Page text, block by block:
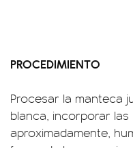
PROCEDIMIENTO
Procesar la manteca
blanca, incorporar
aproximadamente,